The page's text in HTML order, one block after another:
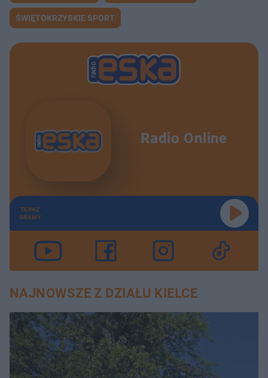
ŚWIĘTOKRZYSKIE SPORT
Radio Online
TERAZ
GRAMY
NAJNOWSZE Z DZIAŁU KIELCE